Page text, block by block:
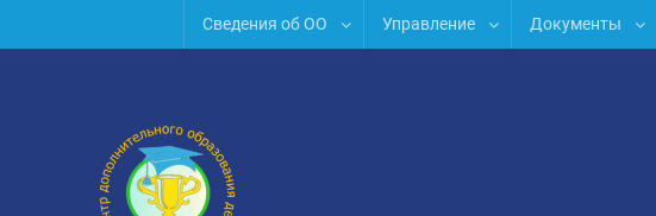
Сведения об ОО Управление Документы